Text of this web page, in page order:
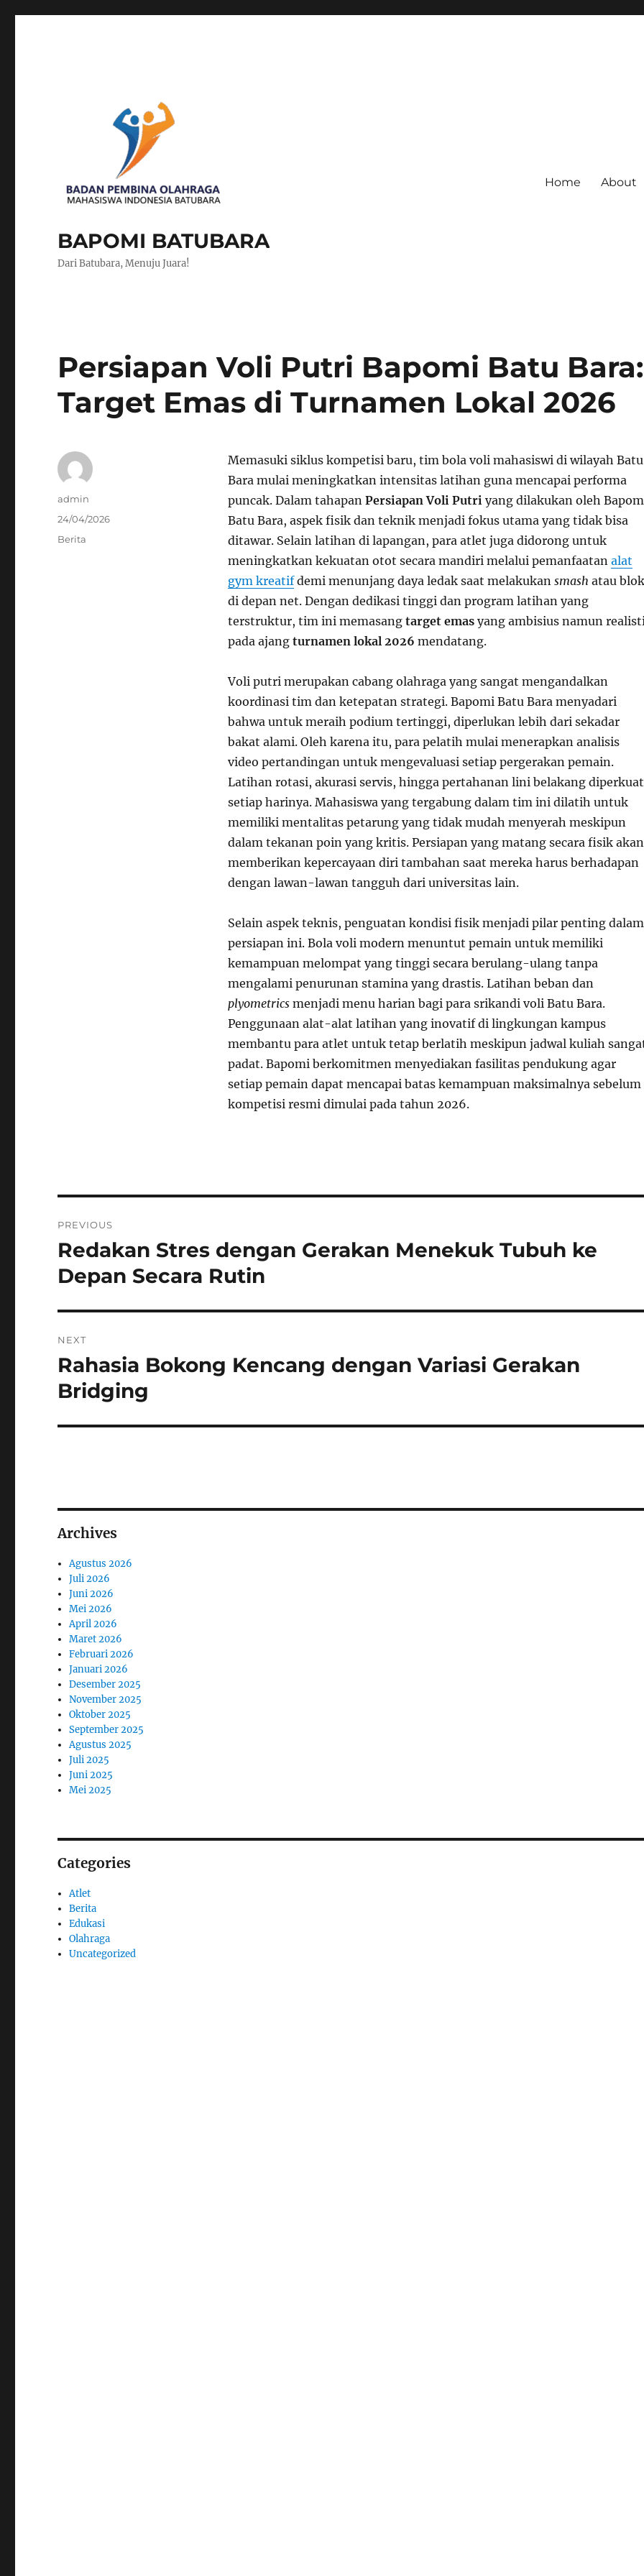
BAPOMI BATUBARA
Dari Batubara, Menuju Juara!
Home About
Persiapan Voli Putri Bapomi Batu Bara:
Target Emas di Turnamen Lokal 2026
Memasuki siklus kompetisi baru, tim bola voli mahasiswi di wilayah Batu
Bara mulai meningkatkan intensitas latihan guna mencapai performa
puncak. Dalam tahapan Persiapan Voli Putriyang dilakukan oleh
Batu Bara, aspek fisik dan teknik menjadi fokus utama yang tidak bisa
ditawar. Selain latihan di lapangan, para atlet juga didorong untuk
meningkatkan kekuatan otot secara mandiri melalui pemanfaatan alat
gym kreatifdemi menunjang daya ledak saat melakukan smash atau blok
di depan net. Dengan dedikasi tinggi dan program latihan yang
terstruktur, tim ini memasang target emasyang ambisius namun
pada ajang turnamen lokal 2026 mendatang.
Voli putri merupakan cabang olahraga yang sangat mengandalkan
koordinasi tim dan ketepatan strategi. Bapomi Batu Bara menyadari
bahwa untuk meraih podium tertinggi, diperlukan lebih dari sekadar
bakat alami. Oleh karena itu, para pelatih mulai menerapkan analisis
video pertandingan untuk mengevaluasi setiap pergerakan pemain.
Latihan rotasi, akurasi servis, hingga pertahanan lini belakang diperkuat
setiap harinya. Mahasiswa yang tergabung dalam tim ini dilatih untuk
memiliki mentalitas petarung yang tidak mudah menyerah meskipun
dalam tekanan poin yang kritis. Persiapan yang matang secara fisik akan
memberikan kepercayaan diri tambahan saat mereka harus berhadapan
dengan lawan-lawan tangguh dari universitas lain.
Selain aspek teknis, penguatan kondisi fisik menjadi pilar penting dalam
persiapan ini. Bola voli modern menuntut pemain untuk memiliki
kemampuan melompat yang tinggi secara berulang-ulang tanpa
mengalami penurunan stamina yang drastis. Latihan beban dan
plyometricsmenjadi menu harian bagi para srikandi voli Batu Bara.
Penggunaan alat-alat latihan yang inovatif di lingkungan kampus
membantu para atlet untuk tetap berlatih meskipun jadwal kuliah
padat. Bapomi berkomitmen menyediakan fasilitas pendukung agar
setiap pemain dapat mencapai batas kemampuan maksimalnya sebelum
kompetisi resmi dimulai pada tahun 2026.
Author
admin
Posted
24/04/2026
Categories
Berita
pos
PREVIOUS
Previous
post:
Redakan Stres dengan Gerakan Menekuk Tubuh ke
Depan Secara Rutin
NEXT
Next
post:
Rahasia Bokong Kencang dengan Variasi Gerakan
Bridging
Archives
Agustus 2026
Juli 2026
Juni 2026
Mei 2026
April 2026
Maret 2026
Februari 2026
Januari 2026
Desember 2025
November 2025
Oktober 2025
September 2025
Agustus 2025
Juli 2025
Juni 2025
Mei 2025
Categories
Atlet
Berita
Edukasi
Olahraga
Uncategorized